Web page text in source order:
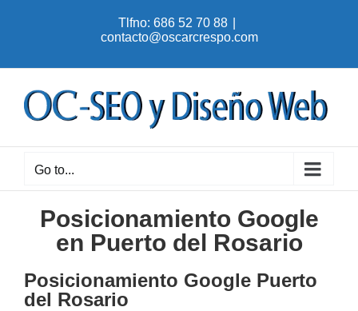
Tlfno: 686 52 70 88
contacto@oscarcrespo.com
Go to...
Posicionamiento Google
en Puerto del Rosario
Posicionamiento Google Puerto
del Rosario